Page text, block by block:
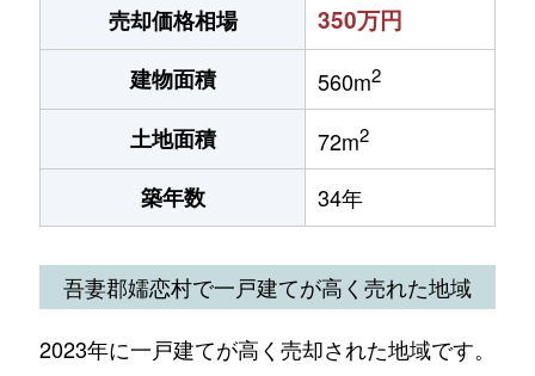
売却価格相場
350万円
建物面積 560m2
土地面積 72m2
築年数 34年
吾妻郡嬬恋村で一戸建てが高く売れた地域
2023年に一戸建てが高く売却された地域です。